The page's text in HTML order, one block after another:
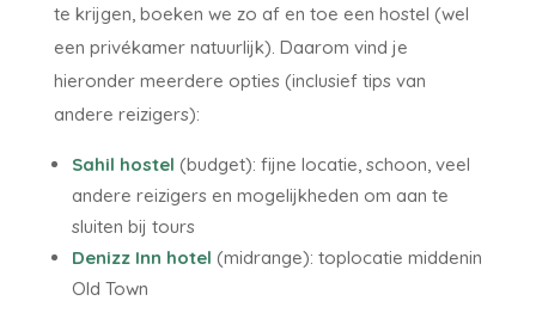
te krijgen, boeken we zo af en toe een hostel (wel
een privékamer natuurlijk). Daarom vind je
hieronder meerdere opties (inclusief tips van
andere reizigers):
Sahil hostel (budget): fijne locatie, schoon, veel
andere reizigers en mogelijkheden om aan te
sluiten bij tours
Denizz Inn hotel (midrange): toplocatie middenin
Old Town